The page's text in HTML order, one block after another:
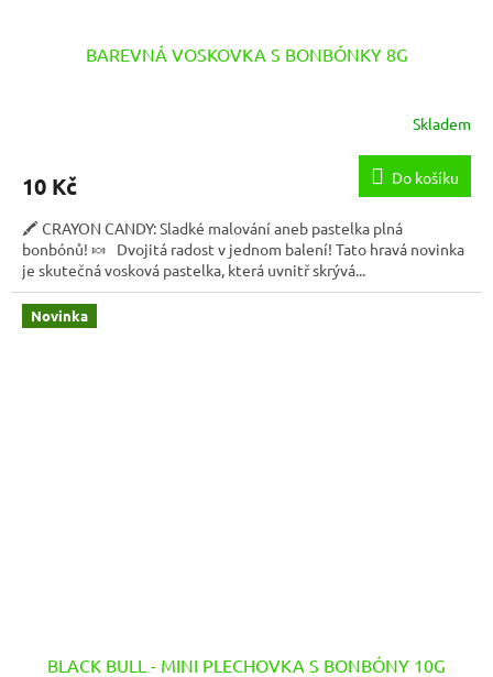
BAREVNÁ VOSKOVKA S BONBÓNKY 8G
Skladem
10 Kč Do košíku
🖍️ CRAYON CANDY: Sladké malování aneb pastelka plná
bonbónů! 🍬 Dvojitá radost v jednom balení! Tato hravá novinka
je skutečná vosková pastelka, která uvnitř skrývá...
Novinka
BLACK BULL - MINI PLECHOVKA S BONBÓNY 10G